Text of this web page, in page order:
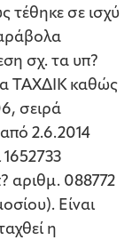
σε ισχύ
σχ. τα υπ?
ΤΑΧΔΙΚ καθώς
σειρά
2.6.2014
αριθμ. 088772
Είναι
η